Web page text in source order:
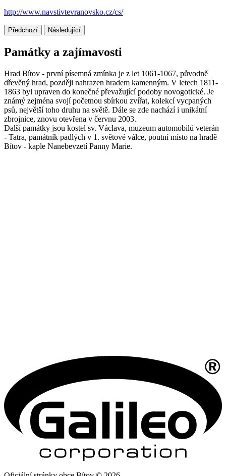
http://www.navstivtevranovsko.cz/cs/
Předchozí Následující
Památky a zajímavosti
Hrad Bítov - první písemná zmínka je z let 1061-1067, původně
dřevěný hrad, později nahrazen hradem kamenným. V letech 1811-
1863 byl upraven do konečné převažující podoby novogotické. Je
známý zejména svojí početnou sbírkou zvířat, kolekcí vycpaných
psů, největší toho druhu na světě. Dále se zde nachází i unikátní
zbrojnice, znovu otevřena v červnu 2003.
Další památky jsou kostel sv. Václava, muzeum automobilů veterán
- Tatra, památník padlých v 1. světové válce, poutní místo na hradě
Bítov - kaple Nanebevzetí Panny Marie.